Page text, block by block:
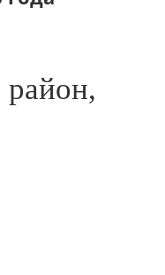
район,